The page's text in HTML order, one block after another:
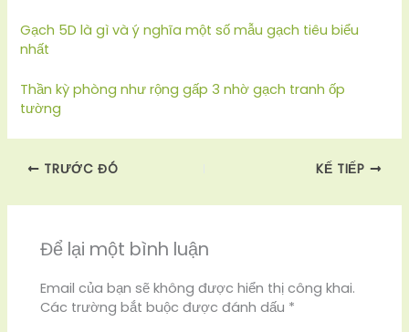
Gạch 5D là gì và ý nghĩa một số mẫu gạch tiêu biểu
nhất
Thần kỳ phòng như rộng gấp 3 nhờ gạch tranh ốp
tường
TRƯỚC ĐÓ KẾ TIẾP
Để lại một bình luận
Email của bạn sẽ không được hiển thị công khai.
Các trường bắt buộc được đánh dấu *